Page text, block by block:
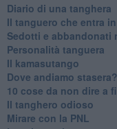
Diario di una tanghera
Il tanguero che entra
Sedotti e abbandonati
Personalità tanguera
Il kamasutango
Dove andiamo stasera?
10 cose da non dire a
Il tanghero odioso
Mirare con la PNL